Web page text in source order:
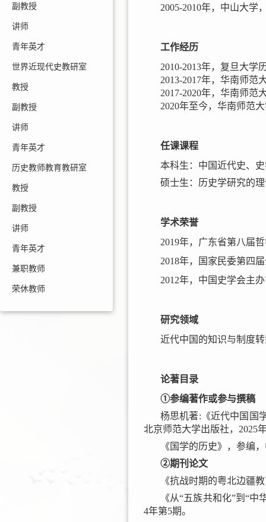
副教授
讲师
青年英才
世界近现代史教研室
教授
副教授
讲师
青年英才
历史教师教育教研室
教授
副教授
讲师
青年英才
兼职教师
荣休教师
2005-2010年，中山大学
工作经历
2010-2013年，复旦大学
2013-2017年，华南师范
2017-2020年，华南师范
2020年至今，华南师范
任课课程
本科生：中国近代史、
硕士生：历史学研究的
学术荣誉
2019年，广东省第八届
2018年，国家民委第四
2012年，中国史学会主
研究领域
近代中国的知识与制度
论著目录
①参编著作或参与撰稿
杨思机著:《近代中国国
北京师范大学出版社，2025
《国学的历史》，参编
②期刊论文
《抗战时期的粤北边疆
《从“五族共和化”到“
4年第5期。